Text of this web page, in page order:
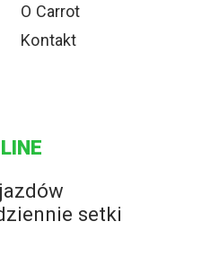
O Carrot
Kontakt
setki